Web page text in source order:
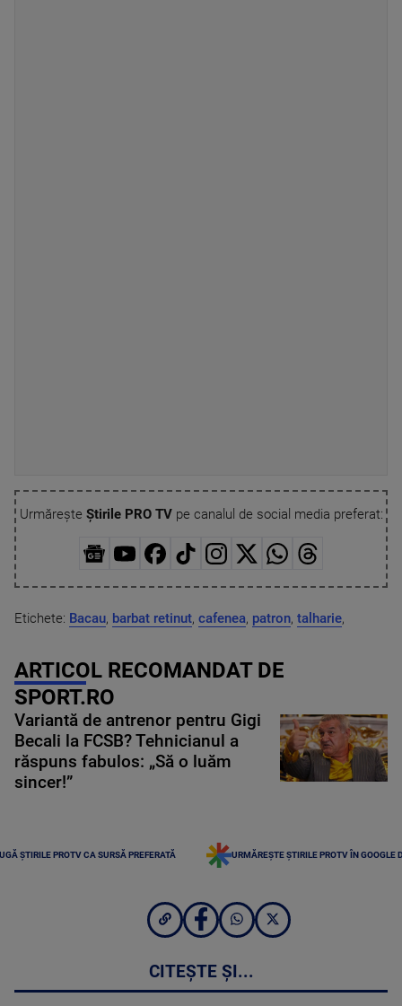
Urmărește Știrile PRO TVpe canalul de social media preferat:
Etichete: Bacau, barbat retinut, cafenea, patron, talharie,
ARTICOL RECOMANDAT DE
SPORT.RO
Variantă de antrenor pentru Gigi
Becali la FCSB? Tehnicianul a
răspuns fabulos: „Să o luăm
sincer!”
ȘTIRILE PROTV CA SURSĂ PREFERATĂ URMĂREȘTE ȘTIRILE PROTV ÎN GOOGLE
CITEȘTE ȘI...